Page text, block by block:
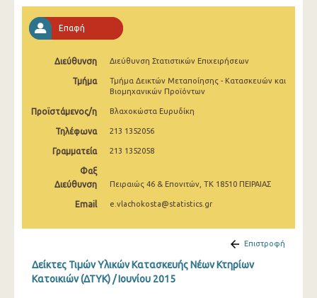
Σεπτεμβρίου 2025
Αυγούστου 2025
Ιουλίου 2025
Ιουνίου 2025
Απριλίου 2025
Μαρτίου 2025
Δεκεμβρίου 2024
Επαφή
Διεύθυνση Διεύθυνση Στατιστικών Επιχειρήσεων
Τμήμα
Τμήμα Δεικτών Μεταποίησης - Κατασκευών και
Βιομηχανικών Προϊόντων
Προϊστάμενος/η Βλαχοκώστα Ευρυδίκη
Τηλέφωνα 213 1352056
Γραμματεία 213 1352058
Φαξ
Διεύθυνση
Πειραιώς 46 & Επονιτών, ΤΚ 18510 ΠΕΙΡΑΙΑΣ
Email e.vlachokosta@statistics.gr
Επιστροφή
Δείκτες Τιμών Υλικών Κατασκευής Νέων Κτηρίων
Κατοικιών (ΔΤΥΚ) / Ιουνίου 2015